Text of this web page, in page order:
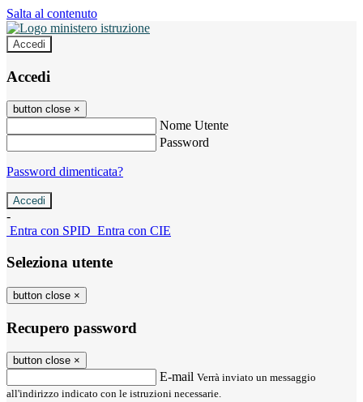
Salta al contenuto
Accedi
Accedi
button close ×
Nome Utente
Password
Password dimenticata?
-
Entra con SPID Entra con CIE
Seleziona utente
button close ×
Recupero password
button close ×
E-mail Verrà inviato un messaggio
all'indirizzo indicato con le istruzioni necessarie.